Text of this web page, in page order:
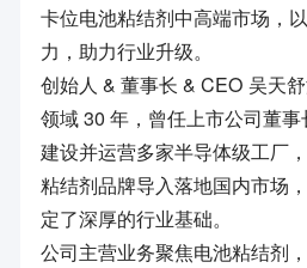
卡位电池粘结剂中高端市场，
力，助力行业升级。
创始人 & 董事长 & CEO 吴天
领域 30 年，曾任上市公司董事
建设并运营多家半导体级工厂
粘结剂品牌导入落地国内市场
定了深厚的行业基础。
公司主营业务聚焦电池粘结剂